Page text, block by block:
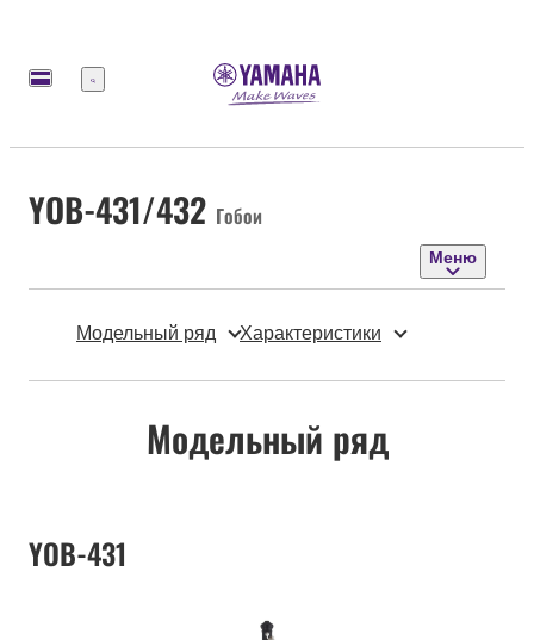
Меню
YOB-431/432 Гобои
Меню
Модельный ряд Характеристики
Модельный ряд
YOB-431